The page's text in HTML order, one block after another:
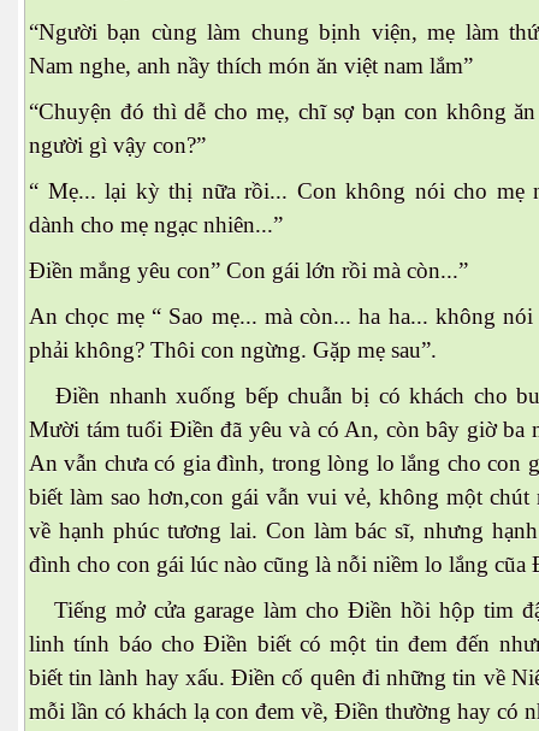
“Người bạn cùng làm chung bịnh viện, mẹ làm
Nam nghe, anh nầy thích món ăn việt nam lắm”
“Chuyện đó thì dễ cho mẹ, chĩ sợ bạn con không
người gì vậy con?”
“ Mẹ... lại kỳ thị nữa rồi... Con không nói cho mẹ
dành cho mẹ ngạc nhiên...”
Điền mắng yêu con” Con gái lớn rồi mà còn...”
An chọc mẹ “ Sao mẹ... mà còn... ha ha... không
phải không? Thôi con ngừng. Gặp mẹ sau”.
Điền nhanh xuống bếp chuẫn bị có khách cho
Mười tám tuổi Điền đã yêu và có An, còn bây giờ ba
An vẫn chưa có gia đình, trong lòng lo lắng cho con
biết làm sao hơn,con gái vẫn vui vẻ, không một
về hạnh phúc tương lai. Con làm bác sĩ, nhưng
đình cho con gái lúc nào cũng là nỗi niềm lo lắng cũa
Tiếng mở cửa garage làm cho Điền hồi hộp tim
linh tính báo cho Điền biết có một tin đem đến
biết tin lành hay xấu. Điền cố quên đi những tin về
mỗi lần có khách lạ con đem về, Điền thường hay có